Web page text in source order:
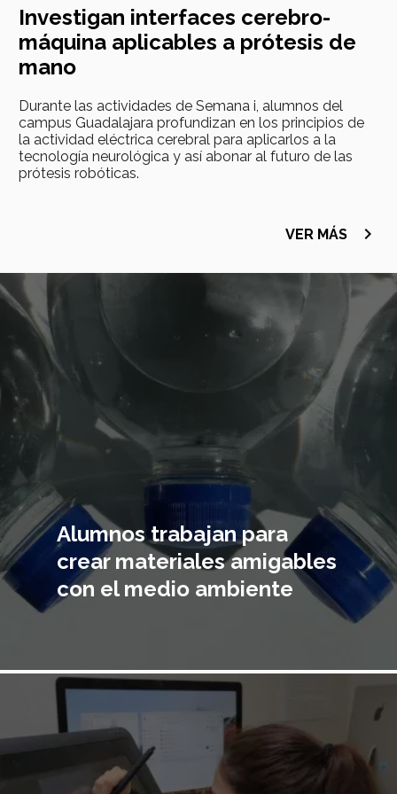
Investigan interfaces cerebro-
máquina aplicables a prótesis de
mano
Durante las actividades de Semana i, alumnos del
campus Guadalajara profundizan en los principios de
la actividad eléctrica cerebral para aplicarlos a la
tecnología neurológica y así abonar al futuro de las
prótesis robóticas.
VER MÁS navigate_next
Imagen
principal
Alumnos trabajan para
crear materiales amigables
con el medio ambiente
principal